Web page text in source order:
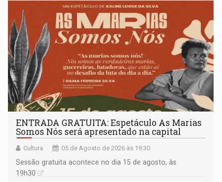
ENTRADA GRATUITA: Espetáculo As Marias
Somos Nós será apresentado na capital
Cultura 05 de Agosto de 2026 às 19:30
Sessão gratuita acontece no dia 15 de agosto, às
19h30